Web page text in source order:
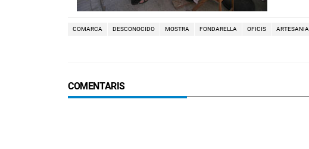
COMARCA DESCONOCIDO MOSTRA FONDARELLA OFICIS ARTESANIA
COMENTARIS